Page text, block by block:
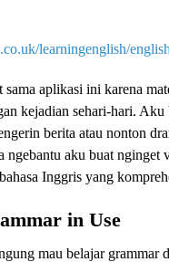
learningenglish/
sama aplikasi ini karena
kejadian sehari-hari. Aku
berita atau nonton
ngebantu aku buat nginget
Inggris yang
in Use
mau belajar grammar